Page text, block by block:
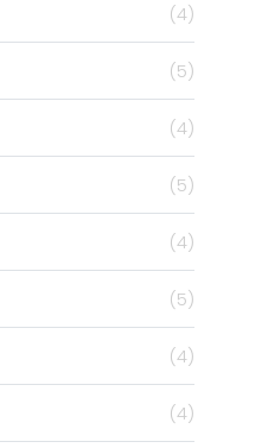
(4)
(5)
(4)
(5)
(4)
(5)
(4)
(4)